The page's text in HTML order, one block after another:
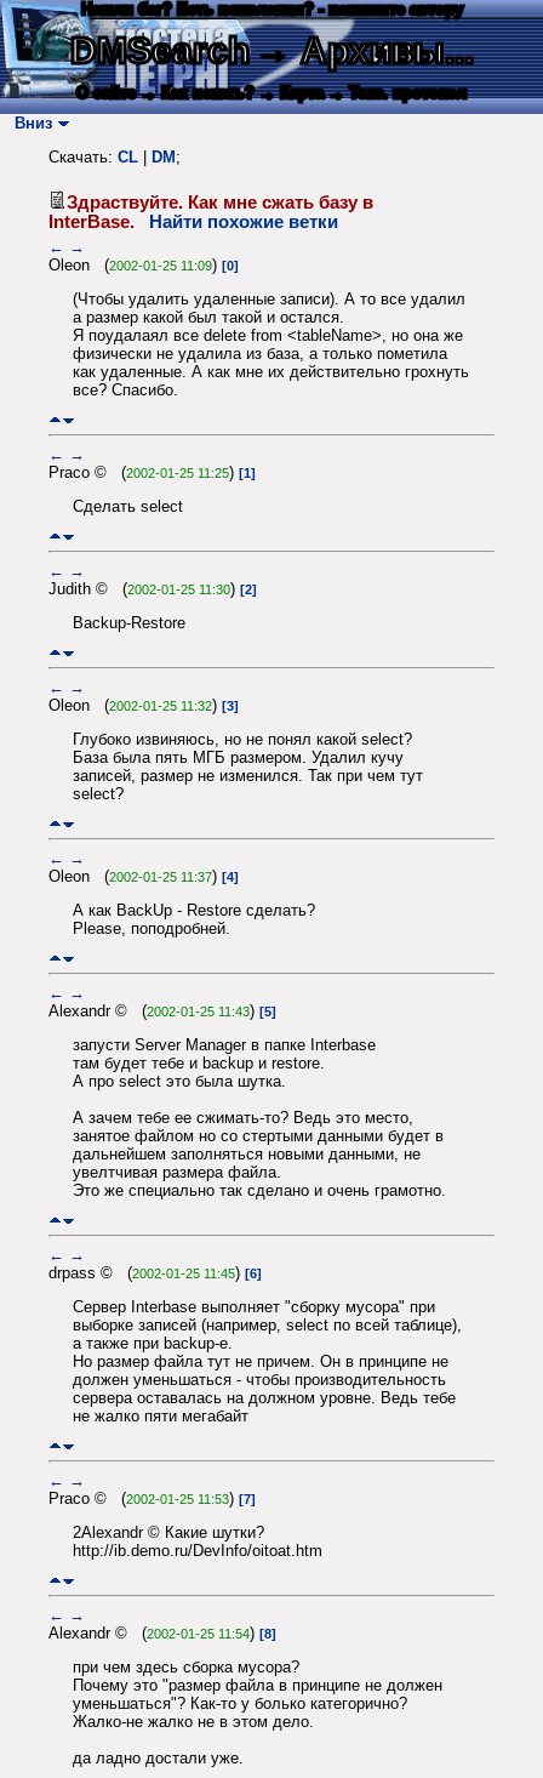
Нашли баг? Есть пожелания? - напишите автору
DMSearch→ Архивы...
О сайте → Как искать? → Карта → Текс. протокол
Вниз
Скачать: CL DM ;
Здраствуйте. Как мне сжать базу в
InterBase.
Найти похожие ветки
← →
Oleon (2002-01-25 11:09) [0]
(Чтобы удалить удаленные записи). А то все удалил
а размер какой был такой и остался.
Я поудалаял все delete from <tableName>, но она же
физически не удалила из база, а только пометила
как удаленные. А как мне их действительно грохнуть
все? Спасибо.
← →
Praco © (2002-01-25 11:25) [1]
Сделать select
← →
Judith © (2002-01-25 11:30) [2]
Backup-Restore
← →
Oleon (2002-01-25 11:32) [3]
Глубоко извиняюсь, но не понял какой select?
База была пять МГБ размером. Удалил кучу
записей, размер не изменилcя. Так при чем тут
select?
← →
Oleon (2002-01-25 11:37) [4]
А как BackUp - Restore cделать?
Please, поподробней.
← →
Alexandr © (2002-01-25 11:43) [5]
запусти Server Manager в папке Interbase
там будет тебе и backup и restore.
А про select это была шутка.
А зачем тебе ее сжимать-то? Ведь это место,
занятое файлом но со стертыми данными будет в
дальнейшем заполняться новыми данными, не
увелтчивая размера файла.
Это же специально так сделано и очень грамотно.
← →
drpass © (2002-01-25 11:45) [6]
Сервер Interbase выполняет "сборку мусора" при
выборке записей (например, select по всей таблице),
а также при backup-е.
Но размер файла тут не причем. Он в принципе не
должен уменьшаться - чтобы производительность
сервера оставалась на должном уровне. Ведь тебе
не жалко пяти мегабайт
← →
Praco © (2002-01-25 11:53) [7]
2Alexandr © Какие шутки?
http://ib.demo.ru/DevInfo/oitoat.htm
← →
Alexandr © (2002-01-25 11:54) [8]
при чем здесь сборка мусора?
Почему это "размер файла в принципе не должен
уменьшаться"? Как-то у болько категорично?
Жалко-не жалко не в этом дело.
да ладно достали уже.